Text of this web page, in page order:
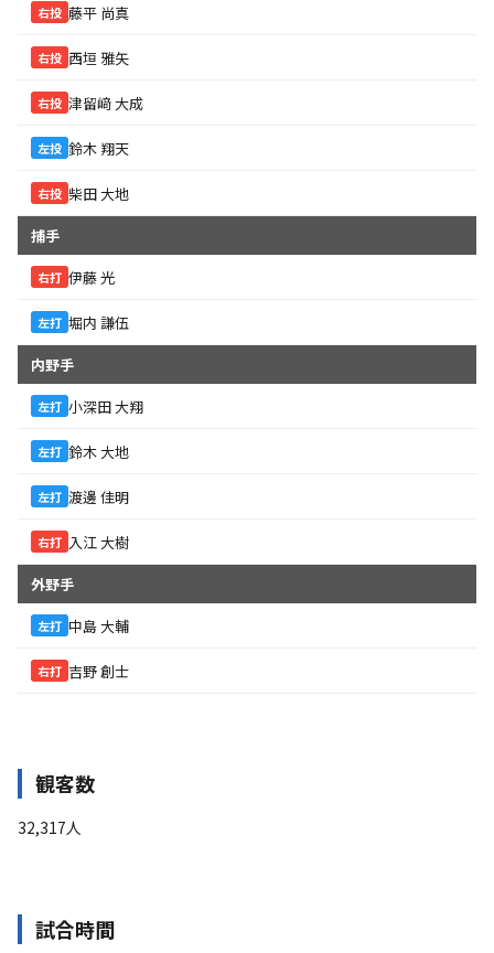
右投 藤平 尚真
右投 西垣 雅矢
右投 津留﨑 大成
左投 鈴木 翔天
右投 柴田 大地
捕手
右打 伊藤 光
左打 堀内 謙伍
内野手
左打 小深田 大翔
左打 鈴木 大地
左打 渡邊 佳明
右打 入江 大樹
外野手
左打 中島 大輔
右打 吉野 創士
観客数
32,317人
試合時間